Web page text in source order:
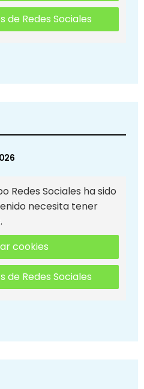
de Redes Sociales
Redes Sociales ha sido
necesita tener
cookies
de Redes Sociales